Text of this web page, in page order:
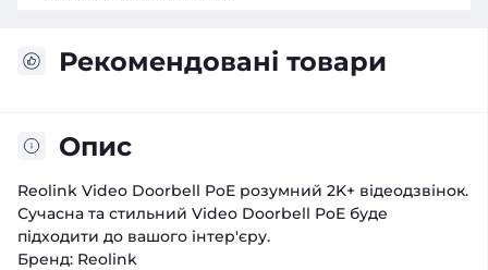
Рекомендовані товари
Опис
Reolink Video Doorbell PoE розумний 2K+ відеодзвінок.
Сучасна та стильний Video Doorbell PoE буде
підходити до вашого інтер'єру.
Бренд: Reolink